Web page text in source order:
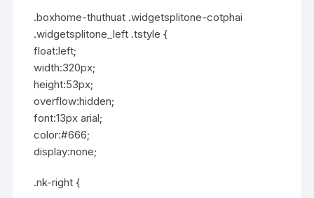
.boxhome-thuthuat .widgetsplitone-cotphai
.widgetsplitone_left .tstyle {
float:left;
width:320px;
height:53px;
overflow:hidden;
font:13px arial;
color:#666;
display:none;
.nk-right {